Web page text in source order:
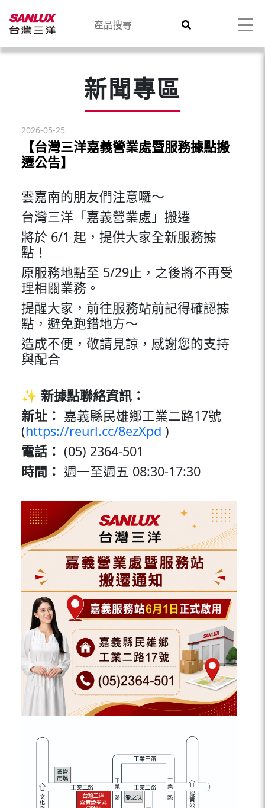
新聞專區
2026-05-25
【台灣三洋嘉義營業處暨服務據點搬
遷公告】
雲嘉南的朋友們注意囉～
台灣三洋「嘉義營業處」搬遷
將於 6/1 起，提供大家全新服務據
點！
原服務地點至 5/29止，之後將不再受
理相關業務。
提醒大家，前往服務站前記得確認據
點，避免跑錯地方～
造成不便，敬請見諒，感謝您的支持
與配合
✨ 新據點聯絡資訊：
新址： 嘉義縣民雄鄉工業二路17號
(https://reurl.cc/8ezXpd )
電話： (05) 2364-501
時間： 週一至週五 08:30-17:30